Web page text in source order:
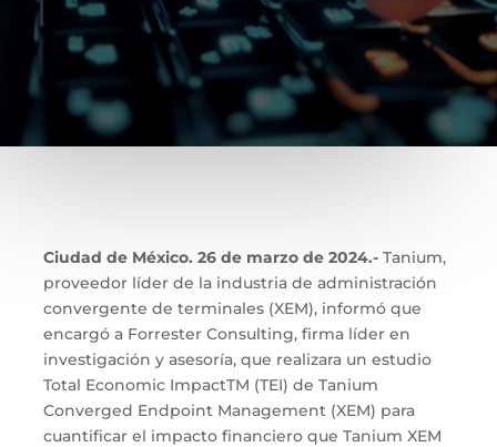
Ciudad de México. 26 de marzo de 2024.- Tanium,
proveedor líder de la industria de administración
convergente de terminales (XEM), informó que
encargó a Forrester Consulting, firma líder en
investigación y asesoría, que realizara un estudio
Total Economic ImpactTM (TEI) de Tanium
Converged Endpoint Management (XEM) para
cuantificar el impacto financiero que Tanium XEM